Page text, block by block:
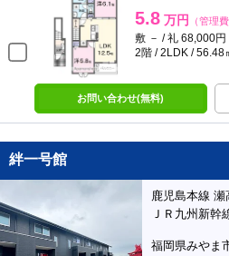
5.8 万円 （管理
敷 － / 礼 68,000円
2階 / 2LDK / 56.48
お問い合わせ(無料)
絆一号館
鹿児島本線
ＪＲ九州新幹
福岡県みやま